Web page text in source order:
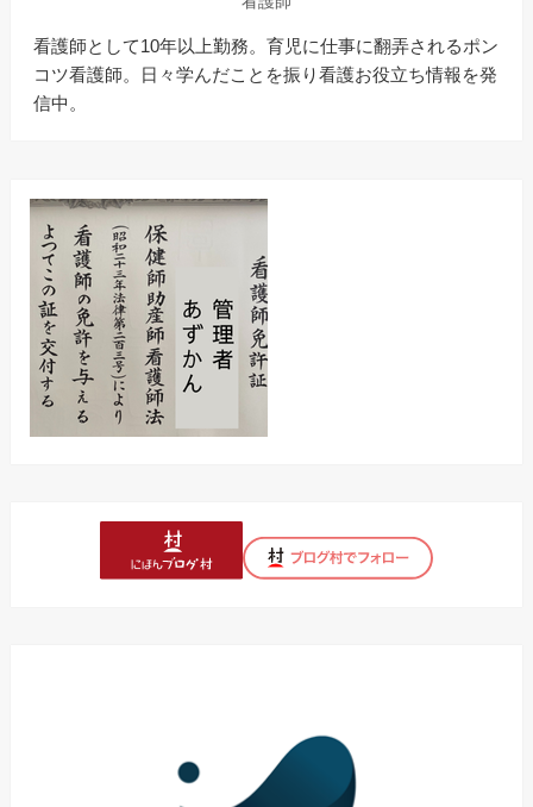
看護師として10年以上勤務。育児に仕事に翻弄されるポン
コツ看護師。日々学んだことを振り看護お役立ち情報を発
信中。